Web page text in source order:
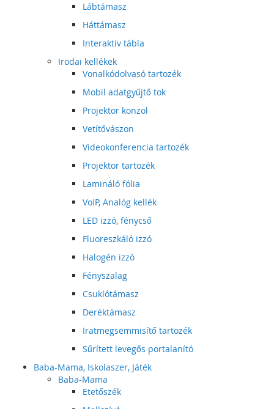
Lábtámasz
Háttámasz
Interaktív tábla
Irodai kellékek
Vonalkódolvasó tartozék
Mobil adatgyűjtő tok
Projektor konzol
Vetítővászon
Videokonferencia tartozék
Projektor tartozék
Lamináló fólia
VoIP, Analóg kellék
LED izzó, fénycső
Fluoreszkáló izzó
Halogén izzó
Fényszalag
Csuklótámasz
Deréktámasz
Iratmegsemmisítő tartozék
Sűrített levegős portalanító
Baba-Mama, Iskolaszer, Játék
Baba-Mama
Etetőszék